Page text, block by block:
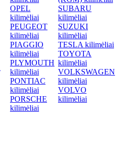
OPEL
kilimėliai
PEUGEOT
kilimėliai
PIAGGIO
kilimėliai
PLYMOUTH
kilimėliai
PONTIAC
kilimėliai
PORSCHE
kilimėliai
SUBARU
kilimėliai
SUZUKI
kilimėliai
TESLA kilimėliai
TOYOTA
kilimėliai
VOLKSWAGEN
kilimėliai
VOLVO
kilimėliai